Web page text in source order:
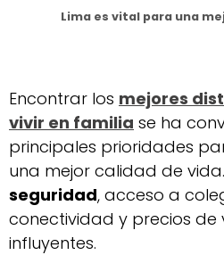
Lima es vital para una
Encontrar los mejores
vivir en familia se ha
principales prioridades
una mejor calidad de
seguridad, acceso a
conectividad y precios de
influyentes.